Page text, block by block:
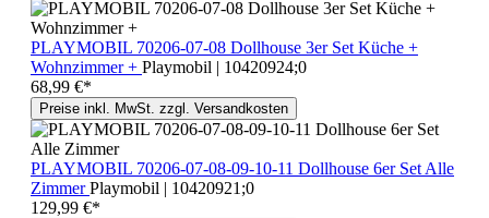
PLAYMOBIL 70206-07-08 Dollhouse 3er Set Küche +
Wohnzimmer + Playmobil | 10420924;0
68,99 €*
Preise inkl. MwSt. zzgl. Versandkosten
PLAYMOBIL 70206-07-08-09-10-11 Dollhouse 6er Set Alle
ZimmerPlaymobil | 10420921;0
129,99 €*